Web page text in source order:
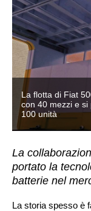
La flotta di Fiat
con 40 mezzi e si
100 unità
La
portato la
batterie nel
La storia spesso è